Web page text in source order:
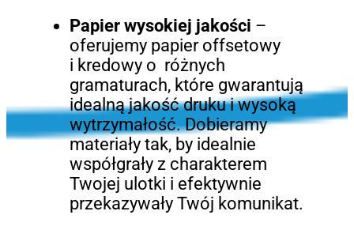
Papier wysokiej jakości –
oferujemy papier offsetowy
i kredowy o różnych
gramaturach, które gwarantują
idealną jakość druku i wysoką
wytrzymałość. Dobieramy
materiały tak, by idealnie
współgrały z charakterem
Twojej ulotki i efektywnie
przekazywały Twój komunikat.